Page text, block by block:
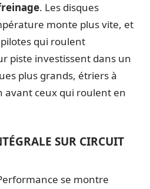
. Les disques
monte plus vite, et
pilotes qui roulent
piste investissent dans un
plus grands, étriers à
avant ceux qui roulent en
SUR CIRCUIT
se montre